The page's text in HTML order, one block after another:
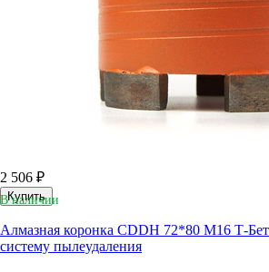
2 506 ₽
Купить
В наличии
Алмазная коронка CDDH 72*80 М16 Т-
систему пылеудаления